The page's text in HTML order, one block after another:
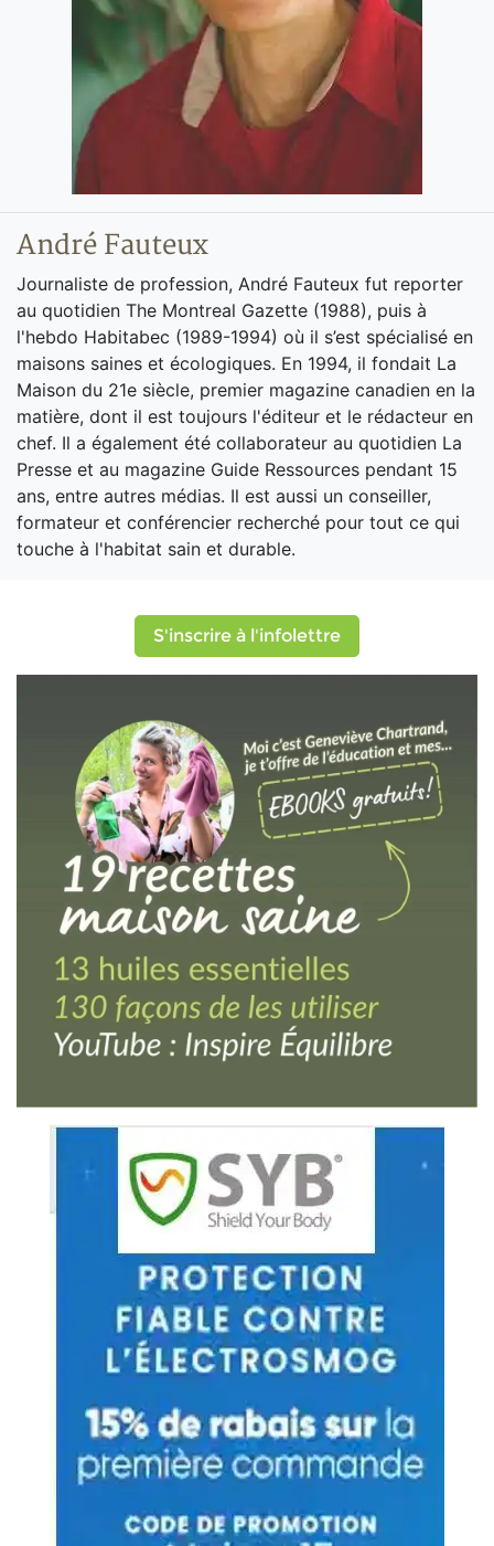
André Fauteux
Journaliste de profession, André Fauteux fut reporter
au quotidien The Montreal Gazette (1988), puis à
l'hebdo Habitabec (1989-1994) où il s’est spécialisé en
maisons saines et écologiques. En 1994, il fondait La
Maison du 21e siècle, premier magazine canadien en la
matière, dont il est toujours l'éditeur et le rédacteur en
chef. Il a également été collaborateur au quotidien La
Presse et au magazine Guide Ressources pendant 15
ans, entre autres médias. Il est aussi un conseiller,
formateur et conférencier recherché pour tout ce qui
touche à l'habitat sain et durable.
S'inscrire à l'infolettre